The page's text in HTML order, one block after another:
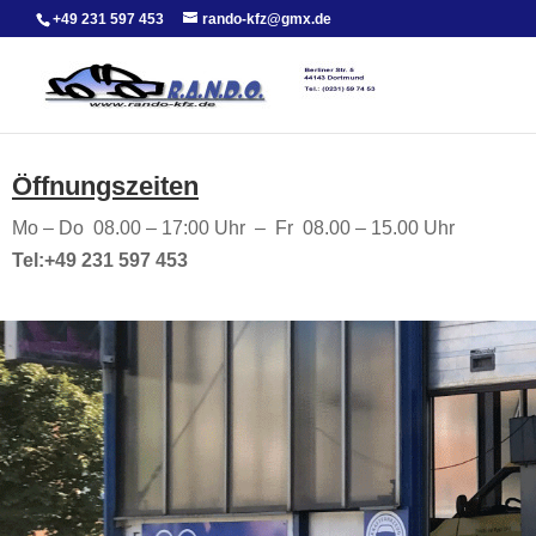
+49 231 597 453 rando-kfz@gmx.de
Öffnungszeiten
Mo – Do 08.00 – 17:00 Uhr – Fr 08.00 – 15.00 Uhr
Tel:+49 231 597 453